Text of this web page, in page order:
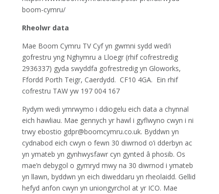
boom-cymru/
Rheolwr data
Mae Boom Cymru TV Cyf yn gwmni sydd wedi’i
gofrestru yng Nghymru a Lloegr (rhif cofrestredig
2936337) gyda swyddfa gofrestredig yn Gloworks,
Ffordd Porth Teigr, Caerdydd. CF10 4GA. Ein rhif
cofrestru TAW yw 197 004 167
Rydym wedi ymrwymo i ddiogelu eich data a chynnal
eich hawliau. Mae gennych yr hawl i gyflwyno cwyn i ni
trwy ebostio gdpr@boomcymru.co.uk. Byddwn yn
cydnabod eich cwyn o fewn 30 diwrnod o’i dderbyn ac
yn ymateb yn gynhwysfawr cyn gynted â phosib. Os
mae’n debygol o gymryd mwy na 30 diwrnod i ymateb
yn llawn, byddwn yn eich diweddaru yn rheolaidd. Gellid
hefyd anfon cwyn yn uniongyrchol at yr ICO. Mae